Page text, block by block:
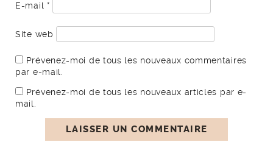
E-mail *
Site web
Prévenez-moi de tous les nouveaux commentaires
par e-mail.
Prévenez-moi de tous les nouveaux articles par e-
mail.